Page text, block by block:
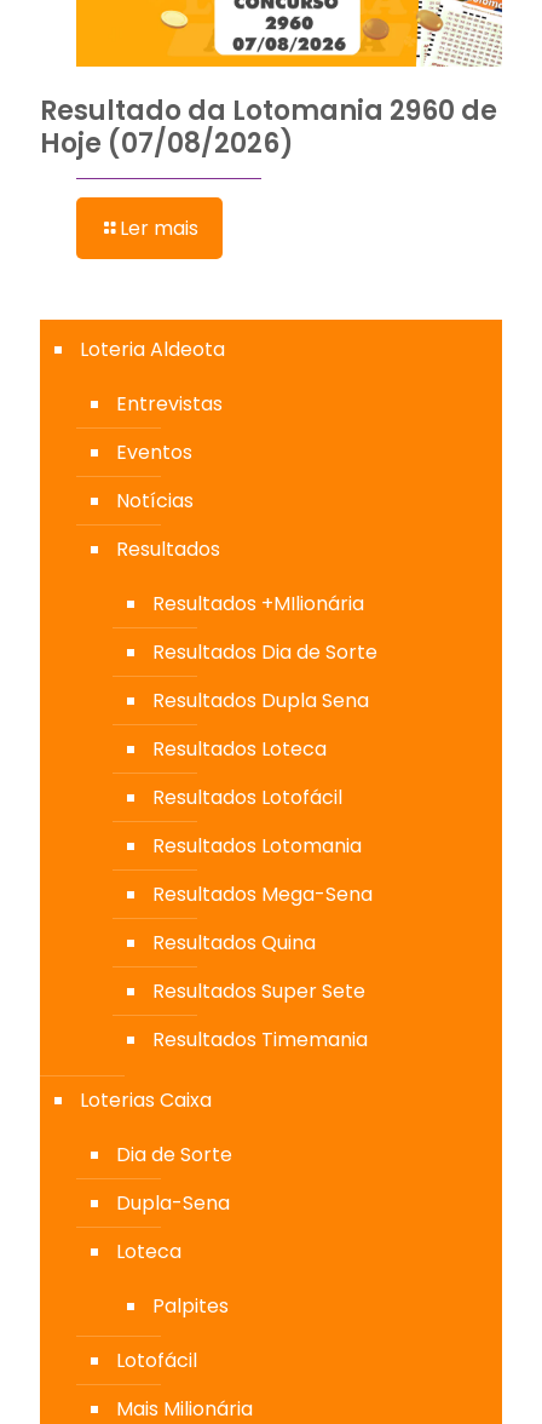
Resultado da Lotomania 2960 de
Hoje (07/08/2026)
Ler mais
Loteria Aldeota
Entrevistas
Eventos
Notícias
Resultados
Resultados +MIlionária
Resultados Dia de Sorte
Resultados Dupla Sena
Resultados Loteca
Resultados Lotofácil
Resultados Lotomania
Resultados Mega-Sena
Resultados Quina
Resultados Super Sete
Resultados Timemania
Loterias Caixa
Dia de Sorte
Dupla-Sena
Loteca
Palpites
Lotofácil
Mais Milionária